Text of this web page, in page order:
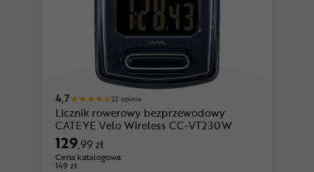
4,7 22 opinie
Licznik rowerowy bezprzewodowy
CATEYE Velo Wireless CC-VT230W
129,99 zł
Cena katalogowa:
149 zł